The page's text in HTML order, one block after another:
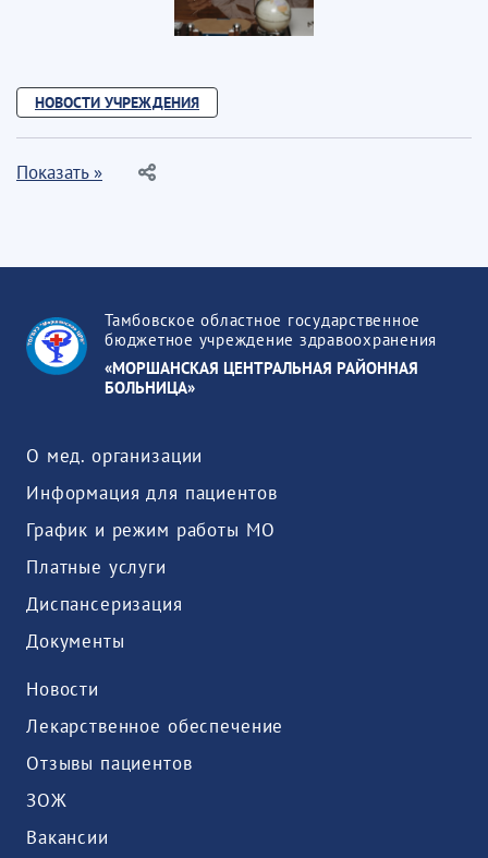
НОВОСТИ УЧРЕЖДЕНИЯ
Показать »
Тамбовское областное государственное
бюджетное учреждение здравоохранения
«МОРШАНСКАЯ ЦЕНТРАЛЬНАЯ РАЙОННАЯ
БОЛЬНИЦА»
О мед. организации
Информация для пациентов
График и режим работы МО
Платные услуги
Диспансеризация
Документы
Новости
Лекарственное обеспечение
Отзывы пациентов
ЗОЖ
Вакансии